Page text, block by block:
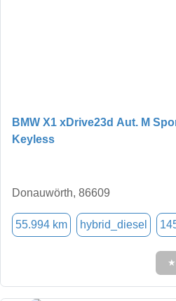
BMW X1 xDrive23d Aut. M
Keyless
Donauwörth, 86609
55.994 km hybrid_diesel
★